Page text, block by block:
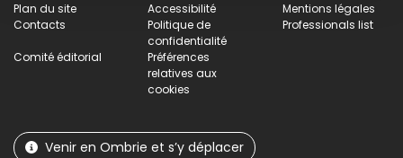
Plan du site Accessibilité
Mentions légales
Contacts
Politique de
confidentialité
Professionals list
Comité éditorial
Préférences
relatives aux
cookies
Venir en Ombrie et s’y déplacer